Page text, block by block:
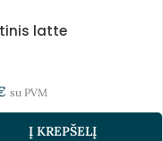
latte
su PVM
Į KREPŠELĮ